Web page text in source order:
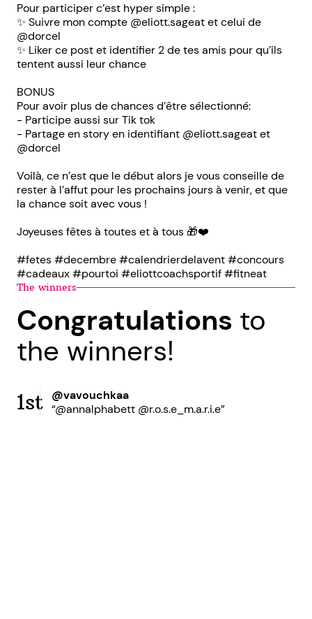
Pour participer c’est hyper simple :
✨ Suivre mon compte @eliott.sageat et celui de
@dorcel
✨ Liker ce post et identifier 2 de tes amis pour qu’ils
tentent aussi leur chance
BONUS
Pour avoir plus de chances d’être sélectionné:
- Participe aussi sur Tik tok
- Partage en story en identifiant @eliott.sageat et
@dorcel
Voilà, ce n’est que le début alors je vous conseille de
rester à l’affut pour les prochains jours à venir, et que
la chance soit avec vous !
Joyeuses fêtes à toutes et à tous 🎁❤️
#fetes #decembre #calendrierdelavent #concours
#cadeaux #pourtoi #eliottcoachsportif #fitneat
The winners
Congratulations to
the winners!
1st
@vavouchkaa
“@annalphabett @r.o.s.e_m.a.r.i.e”